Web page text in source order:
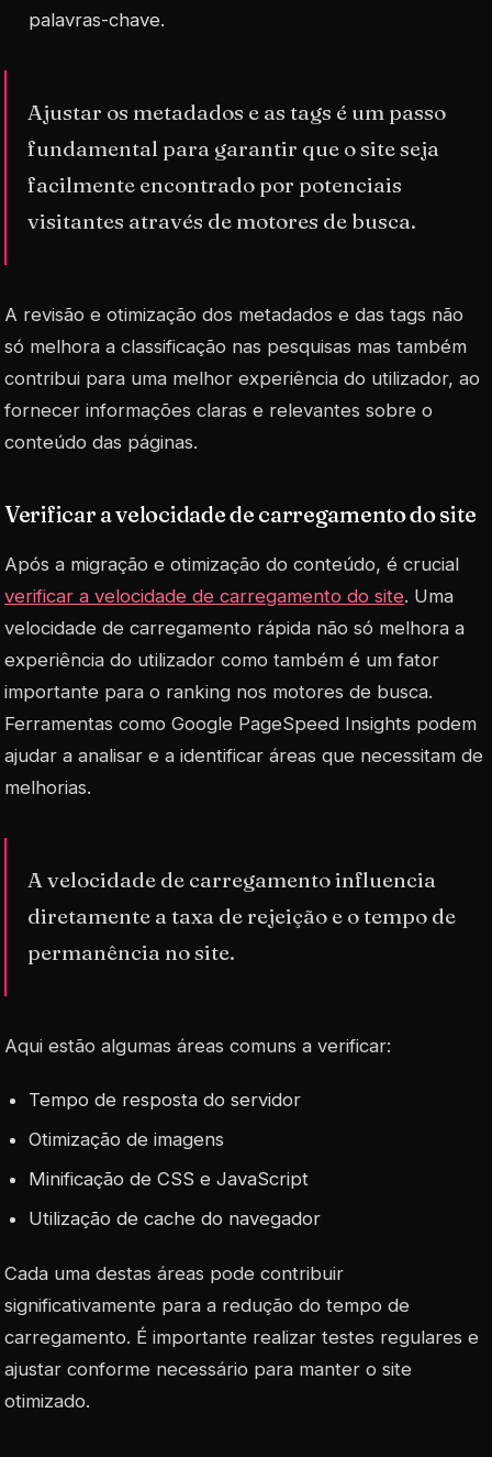
palavras-chave.
Ajustar os metadados e as tags é um passo
fundamental para garantir que o site seja
facilmente encontrado por potenciais
visitantes através de motores de busca.
A revisão e otimização dos metadados e das tags não
só melhora a classificação nas pesquisas mas também
contribui para uma melhor experiência do utilizador, ao
fornecer informações claras e relevantes sobre o
conteúdo das páginas.
Verificar a velocidade de carregamento do site
Após a migração e otimização do conteúdo, é crucial
verificar a velocidade de carregamento do site. Uma
velocidade de carregamento rápida não só melhora a
experiência do utilizador como também é um fator
importante para o ranking nos motores de busca.
Ferramentas como Google PageSpeed Insights podem
ajudar a analisar e a identificar áreas que necessitam de
melhorias.
A velocidade de carregamento influencia
diretamente a taxa de rejeição e o tempo de
permanência no site.
Aqui estão algumas áreas comuns a verificar:
Tempo de resposta do servidor
Otimização de imagens
Minificação de CSS e JavaScript
Utilização de cache do navegador
Cada uma destas áreas pode contribuir
significativamente para a redução do tempo de
carregamento. É importante realizar testes regulares e
ajustar conforme necessário para manter o site
otimizado.